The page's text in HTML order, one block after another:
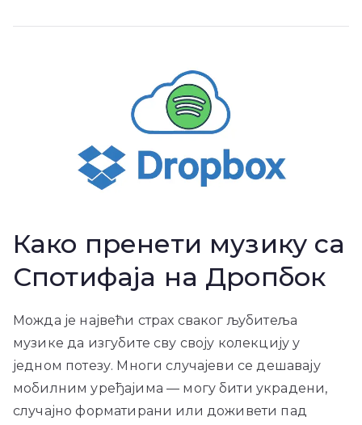
Како пренети музику са
Спотифаја на Дропбок
Можда је највећи страх сваког љубитеља
музике да изгубите сву своју колекцију у
једном потезу. Многи случајеви се дешавају
мобилним уређајима — могу бити украдени,
случајно форматирани или доживети пад